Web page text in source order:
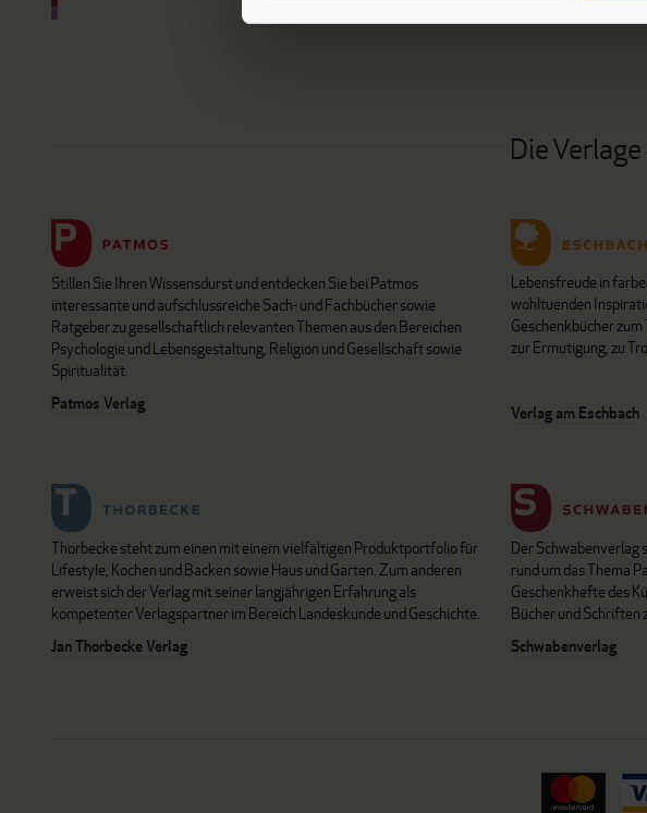
Die
Stillen Sie Ihren Wissensdurst und entdecken Sie bei Patmos
interessante und aufschlussreiche Sach- und Fachbücher sowie
Ratgeber zu gesellschaftlich relevanten Themen aus den Bereichen
Psychologie und Lebensgestaltung, Religion und Gesellschaft sowie
Spiritualität.
Patmos Verlag
Lebensfreude in
wohltuenden
Geschenkbücher
zur Ermutigung, zu
Verlag am Eschbach
Thorbecke steht zum einen mit einem vielfältigen Produktportfolio für
Lifestyle, Kochen und Backen sowie Haus und Garten. Zum anderen
erweist sich der Verlag mit seiner langjährigen Erfahrung als
kompetenter Verlagspartner im Bereich Landeskunde und Geschichte.
Jan Thorbecke Verlag
Der Schwabenverlag
rund um das Thema
Geschenkhefte des
Bücher und
Schwabenverlag